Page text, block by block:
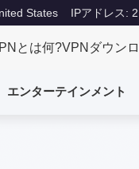
States IPアドレス:
とは何?VPNダウン
エンターテインメント